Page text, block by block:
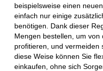
beispielsweise einen
einfach nur einige
benötigen. Dank dieser
Mengen bestellen, um
profitieren, und vermeiden
diese Weise können Sie
einkaufen, ohne sich